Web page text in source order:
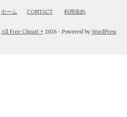
ホーム CONTACT 利用規約
All Free Clipart + 2026 - Powered by WordPress